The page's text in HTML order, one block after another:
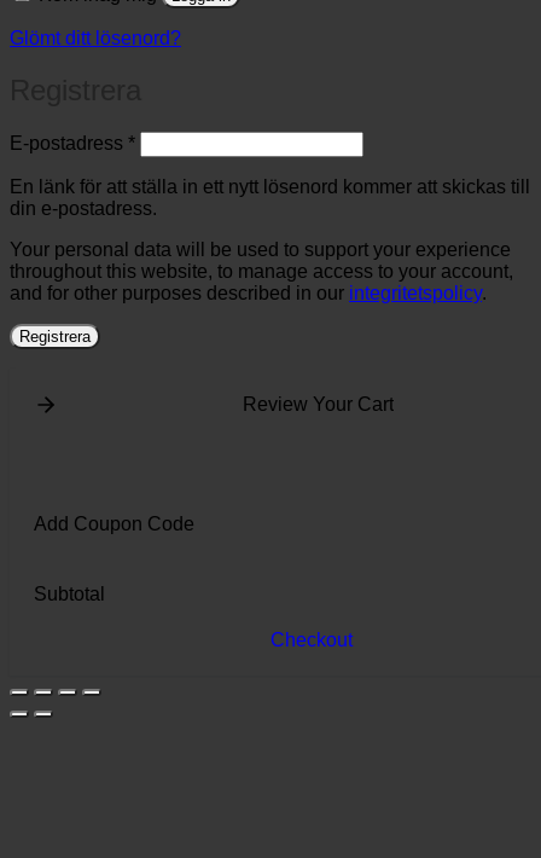
Glömt ditt lösenord?
E-postadress *Obligatoriskt
En länk för att ställa in ett nytt lösenord kommer att skickas till
din e-postadress.
Your personal data will be used to support your experience
throughout this website, to manage access to your account,
and for other purposes described in our integritetspolicy.
Registrera
Review Your Cart
Add Coupon Code
Subtotal
Checkout